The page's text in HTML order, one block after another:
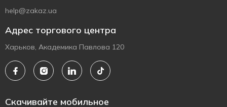
help@zakaz.ua
Адрес торгового центра
Харьков, Академика Павлова 120
Скачивайте мобильное